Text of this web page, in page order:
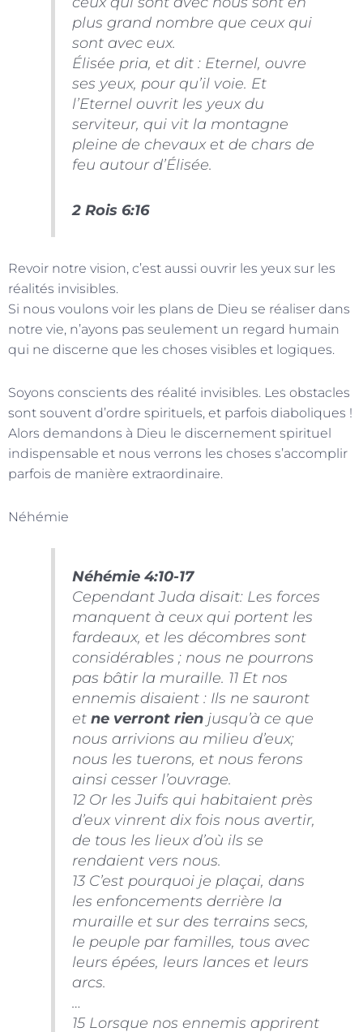
plus grand nombre que ceux qui
sont avec eux.
Élisée pria, et dit : Eternel, ouvre
ses yeux, pour qu’il voie. Et
l’Eternel ouvrit les yeux du
serviteur, qui vit la montagne
pleine de chevaux et de chars de
feu autour d’Élisée.
2 Rois 6:16
Revoir notre vision, c’est aussi ouvrir les yeux sur les
réalités invisibles.
Si nous voulons voir les plans de Dieu se réaliser dans
notre vie, n’ayons pas seulement un regard humain
qui ne discerne que les choses visibles et logiques.
Soyons conscients des réalité invisibles. Les obstacles
sont souvent d’ordre spirituels, et parfois diaboliques !
Alors demandons à Dieu le discernement spirituel
indispensable et nous verrons les choses s’accomplir
parfois de manière extraordinaire.
Néhémie
Néhémie 4:10-17
Cependant Juda disait: Les forces
manquent à ceux qui portent les
fardeaux, et les décombres sont
considérables ; nous ne pourrons
pas bâtir la muraille. 11 Et nos
ennemis disaient : Ils ne sauront
et ne verront rienjusqu’à ce que
nous arrivions au milieu d’eux;
nous les tuerons, et nous ferons
ainsi cesser l’ouvrage.
12 Or les Juifs qui habitaient près
d’eux vinrent dix fois nous avertir,
de tous les lieux d’où ils se
rendaient vers nous.
13 C’est pourquoi je plaçai, dans
les enfoncements derrière la
muraille et sur des terrains secs,
le peuple par familles, tous avec
leurs épées, leurs lances et leurs
arcs.
…
15 Lorsque nos ennemis apprirent